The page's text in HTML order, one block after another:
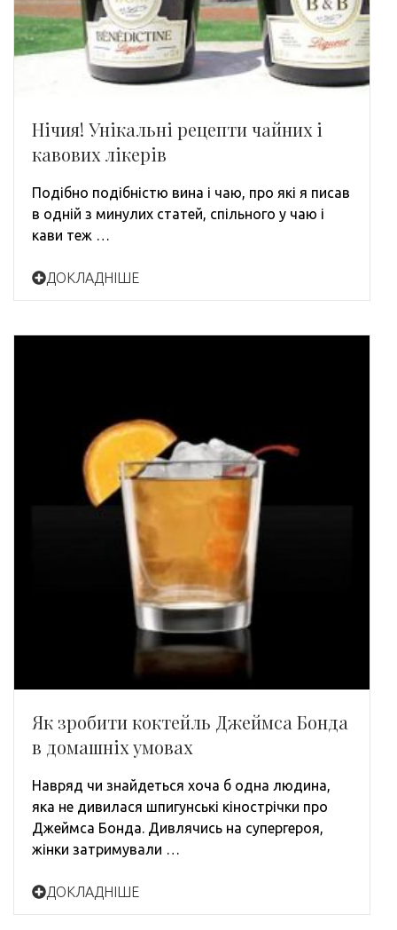
Нічия! Унікальні рецепти чайних і
кавових лікерів
Подібно подібністю вина і чаю, про які я писав
в одній з минулих статей, спільного у чаю і
кави теж …
ДОКЛАДНІШЕ
Як зробити коктейль Джеймса Бонда
в домашніх умовах
Навряд чи знайдеться хоча б одна людина,
яка не дивилася шпигунські кінострічки про
Джеймса Бонда. Дивлячись на супергероя,
жінки затримували …
ДОКЛАДНІШЕ